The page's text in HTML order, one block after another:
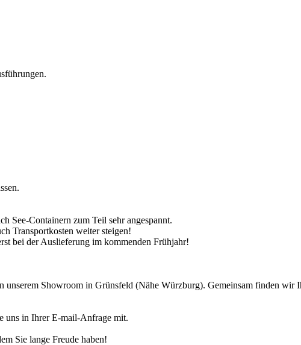
See-Containern zum Teil sehr angespannt.
Transportkosten weiter steigen!
bei der Auslieferung im kommenden Frühjahr!
Showroom in Grünsfeld (Nähe Würzburg). Gemeinsam finden wir
uns in Ihrer E-mail-Anfrage mit.
Sie lange Freude haben!